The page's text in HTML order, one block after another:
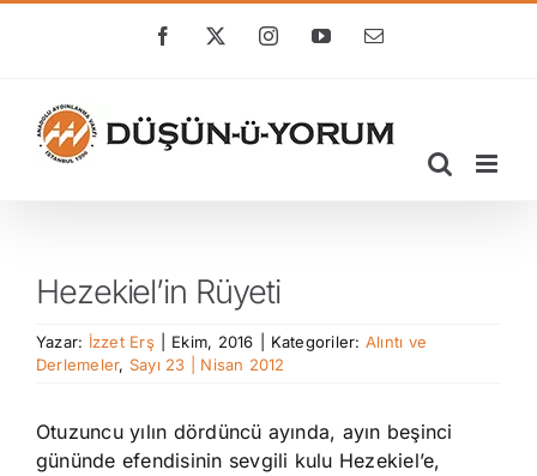
Facebook
X InstagramYouTube
E-
Hezekiel’in Rüyeti
Yazar: İzzet Erş Ekim, 2016 Kategoriler: Alıntı ve
Derlemeler, Sayı 23 | Nisan 2012
Otuzuncu yılın dördüncü ayında, ayın beşinci
gününde efendisinin sevgili kulu Hezekiel’e,